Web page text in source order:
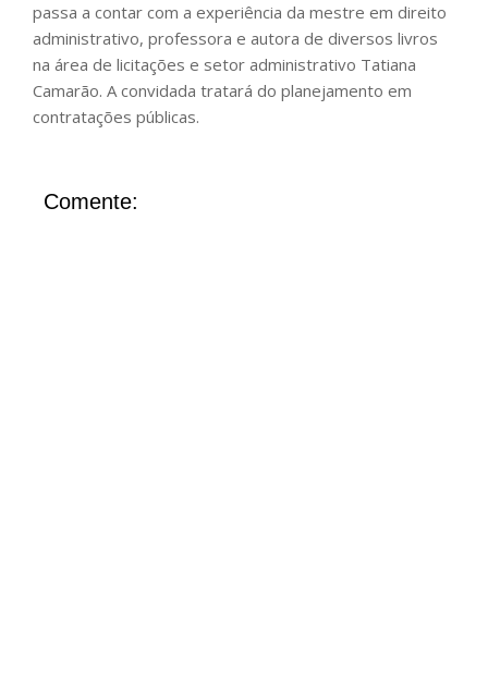
passa a contar com a experiência da mestre em direito
administrativo, professora e autora de diversos livros
na área de licitações e setor administrativo Tatiana
Camarão. A convidada tratará do planejamento em
contratações públicas.
Comente: